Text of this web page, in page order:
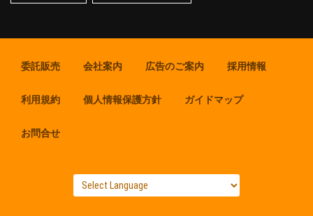
委託販売 会社案内 広告のご案内 採用情報
利用規約 個人情報保護方針 ガイドマップ
お問合せ